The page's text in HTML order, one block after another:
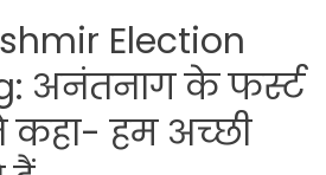
Election
अनंतनाग के फर्स्ट
कहा- हम अच्छी